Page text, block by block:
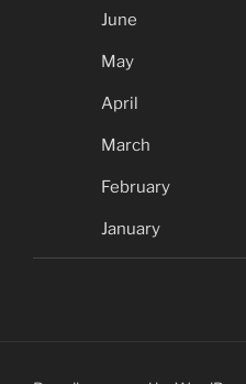
June
May
April
March
February
January